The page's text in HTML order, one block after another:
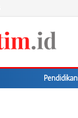
Pendidikan